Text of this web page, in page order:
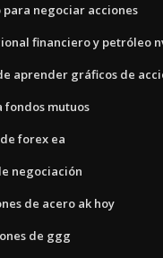
para negociar acciones
financiero y petróleo
aprender gráficos de
fondos mutuos
forex ea
negociación
de acero ak hoy
de ggg